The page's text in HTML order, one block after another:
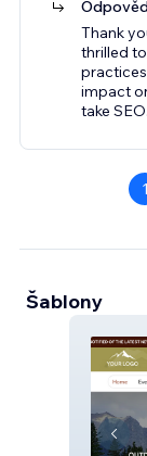
Thank
thrilled
impact
take SEO
1
Šablony